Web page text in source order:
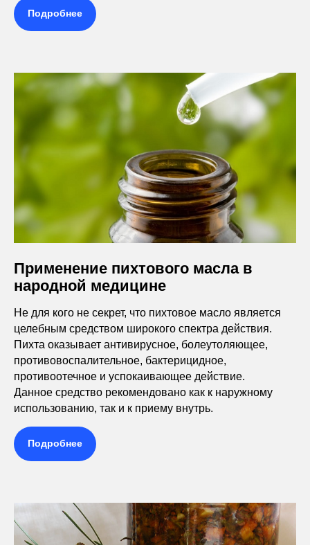
Подробнее
Применение пихтового масла в
народной медицине
Не для кого не секрет, что пихтовое масло является
целебным средством широкого спектра действия.
Пихта оказывает антивирусное, болеутоляющее,
противовоспалительное, бактерицидное,
противоотечное и успокаивающее действие.
Данное средство рекомендовано как к наружному
использованию, так и к приему внутрь.
Подробнее